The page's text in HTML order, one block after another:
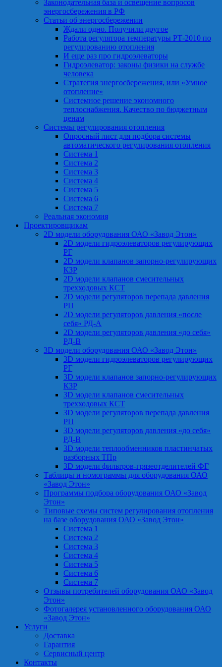
Законодательная база и освещение вопросов
энергосбережения в РФ
Статьи об энергосбережении
Ждали одно. Получили другое
Работа регулятора температуры РТ-2010 по
регулированию отопления
И еще раз про гидроэлеваторы
Гидроэлеватор: законы физики на службе
человека
Стратегия энергосбережения, или «Умное
отопление»
Системное решение экономного
теплоснабжения. Качество по бюджетным
ценам
Системы регулирования отопления
Опросный лист для подбора системы
автоматического регулирования отопления
Система 1
Система 2
Система 3
Система 4
Система 5
Система 6
Система 7
Реальная экономия
Проектировщикам
2D модели оборудования ОАО «Завод Этон»
2D модели гидроэлеваторов регулирующих
РГ
2D модели клапанов запорно-регулирующих
КЗР
2D модели клапанов смесительных
трехходовых КСТ
2D модели регуляторов перепада давления
РП
2D модели регуляторов давления «после
себя» РД-А
2D модели регуляторов давления «до себя»
РД-В
3D модели оборудования ОАО «Завод Этон»
3D модели гидроэлеваторов регулирующих
РГ
3D модели клапанов запорно-регулирующих
КЗР
3D модели клапанов смесительных
трехходовых КСТ
3D модели регуляторов перепада давления
РП
3D модели регуляторов давления «до себя»
РД-В
3D модели теплообменников пластинчатых
разборных ТПр
3D модели фильтров-грязеотделителей ФГ
Таблицы и номограммы для оборудования ОАО
«Завод Этон»
Программы подбора оборудования ОАО «Завод
Этон»
Типовые схемы систем регулирования отопления
на базе оборудования ОАО «Завод Этон»
Система 1
Система 2
Система 3
Система 4
Система 5
Система 6
Система 7
Отзывы потребителей оборудования ОАО «Завод
Этон»
Фотогалерея установленного оборудования ОАО
«Завод Этон»
Услуги
Доставка
Гарантия
Сервисный центр
Контакты